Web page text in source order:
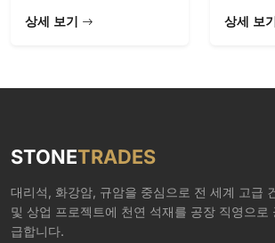
상세 보기 상세 보
STONETRADES
대리석, 화강암, 규암을 중심으로 전 세계 고급
및 상업 프로젝트에 천연 석재를 공장 직영으로
급합니다.